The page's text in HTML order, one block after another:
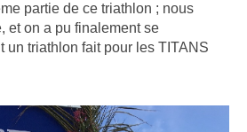
partie de ce triathlon ; nous
et on a pu finalement se
un triathlon fait pour les TITANS